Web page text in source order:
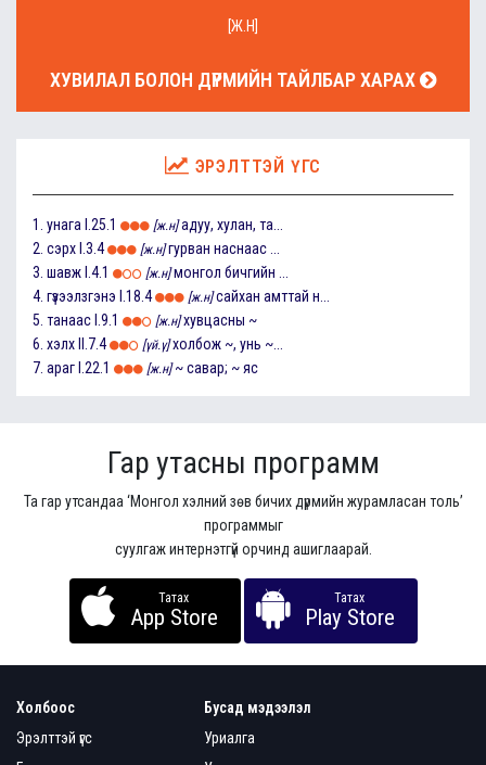
[Ж.Н]
ХУВИЛАЛ БОЛОН ДҮРМИЙН ТАЙЛБАР ХАРАХ
ЭРЭЛТТЭЙ ҮГС
1. унага I.25.1 [ж.н] адуу, хулан, та...
2. сэрх I.3.4 [ж.н] гурван наснаас ...
3. шавж I.4.1 [ж.н] монгол бичгийн ...
4. гүзээлзгэнэ I.18.4 [ж.н] сайхан амттай н...
5. танаас I.9.1 [ж.н] хувцасны ~
6. хэлх II.7.4 [үй.ү] холбож ~, унь ~...
7. араг I.22.1 [ж.н] ~ савар; ~ яс
Гар утасны программ
Та гар утсандаа ‘Монгол хэлний зөв бичих дүрмийн журамласан толь’
программыг
суулгаж интернэтгүй орчинд ашиглаарай.
Татах
App Store
Татах
Play Store
Холбоос
Эрэлттэй үгс
Бусад мэдээлэл
Уриалга